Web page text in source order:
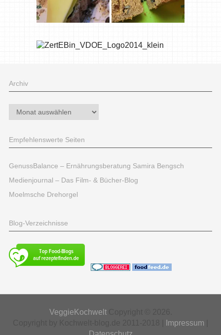
Archiv
Archiv
Empfehlenswerte Seiten
GenussBalance – Ernährungsberatung Samira Bengsch
Medienjournal – Das Film- & Bücher-Blog
Moelmsche Drehorgel
Blog-Verzeichnisse
VeggieKochweltCopyright © 2026.
Impressum